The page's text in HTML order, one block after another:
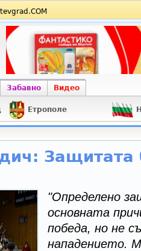
Забавно Видео
Етрополе
Защитата
"Определено
основната
победа, но не
нападението.